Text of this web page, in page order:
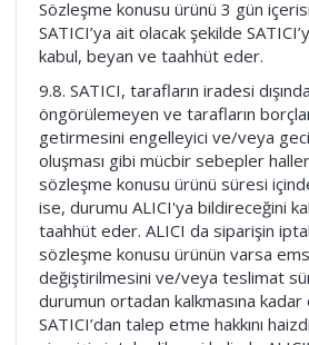
Sözleşme konusu ürünü 3 gün
SATICI’ya ait olacak şekilde
kabul, beyan ve taahhüt eder.
9.8. SATICI, tarafların iradesi
öngörülemeyen ve tarafların
getirmesini engelleyici ve/veya
oluşması gibi mücbir sebepler
sözleşme konusu ürünü süresi
ise, durumu ALICI'ya bildireceğini
taahhüt eder. ALICI da siparişin
sözleşme konusu ürünün varsa
değiştirilmesini ve/veya teslimat
durumun ortadan kalkmasına
SATICI’dan talep etme hakkını